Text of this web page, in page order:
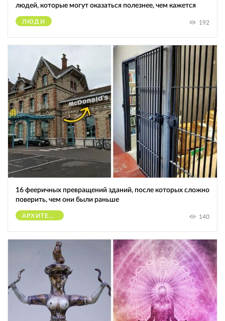
людей, которые могут оказаться полезнее, чем кажется
ЛЮДИ 192
16 фееричных превращений зданий, после которых сложно
поверить, чем они были раньше
АРХИТЕКТУРА 140